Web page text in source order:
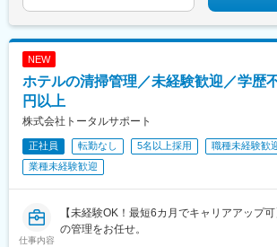
NEW
ホテルの清掃管理／未経験歓迎／学歴
円以上
株式会社トータルサポート
正社員 転勤なし 5名以上採用
職種未経験歓
業種未経験歓迎
仕事内容
【未経験OK！最短6カ月でキャリアアップ
の管理をお任せ。